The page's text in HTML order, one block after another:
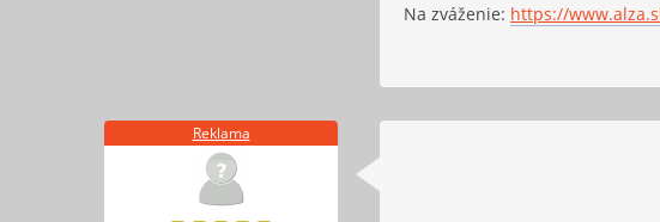
Na zváženie: https://
Reklama